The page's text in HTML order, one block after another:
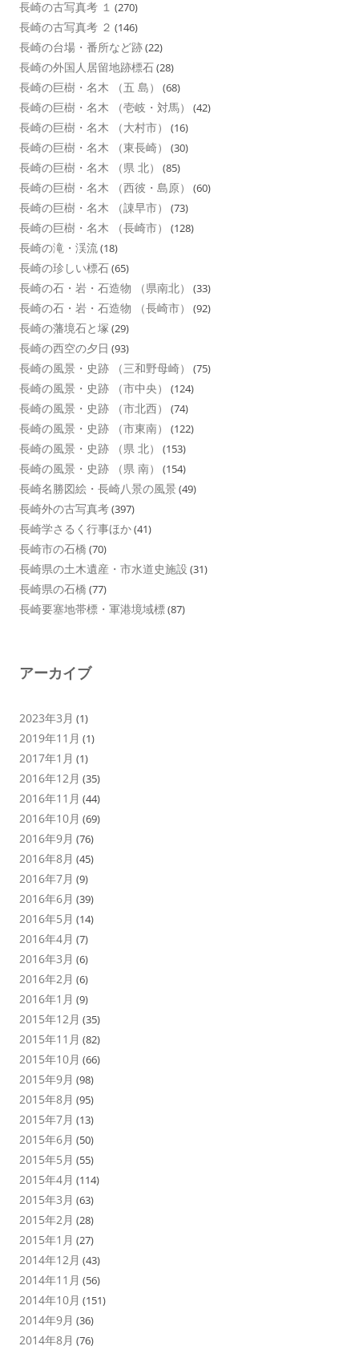
長崎の古写真考 １ (270)
長崎の古写真考 ２ (146)
長崎の台場・番所など跡(22)
長崎の外国人居留地跡標石(28)
長崎の巨樹・名木 （五 島） (68)
長崎の巨樹・名木 （壱岐・対馬） (42)
長崎の巨樹・名木 （大村市） (16)
長崎の巨樹・名木 （東長崎） (30)
長崎の巨樹・名木 （県 北） (85)
長崎の巨樹・名木 （西彼・島原） (60)
長崎の巨樹・名木 （諌早市） (73)
長崎の巨樹・名木 （長崎市） (128)
長崎の滝・渓流(18)
長崎の珍しい標石(65)
長崎の石・岩・石造物 （県南北） (33)
長崎の石・岩・石造物 （長崎市） (92)
長崎の藩境石と塚 (29)
長崎の西空の夕日 (93)
長崎の風景・史跡 （三和野母崎） (75)
長崎の風景・史跡 （市中央） (124)
長崎の風景・史跡 （市北西） (74)
長崎の風景・史跡 （市東南） (122)
長崎の風景・史跡 （県 北） (153)
長崎の風景・史跡 （県 南） (154)
長崎名勝図絵・長崎八景の風景 (49)
長崎外の古写真考(397)
長崎学さるく行事ほか(41)
長崎市の石橋 (70)
長崎県の土木遺産・市水道史施設 (31)
長崎県の石橋 (77)
長崎要塞地帯標・軍港境域標(87)
アーカイブ
2023年3月 (1)
2019年11月 (1)
2017年1月 (1)
2016年12月 (35)
2016年11月 (44)
2016年10月 (69)
2016年9月 (76)
2016年8月 (45)
2016年7月 (9)
2016年6月 (39)
2016年5月 (14)
2016年4月 (7)
2016年3月 (6)
2016年2月 (6)
2016年1月 (9)
2015年12月 (35)
2015年11月 (82)
2015年10月 (66)
2015年9月 (98)
2015年8月 (95)
2015年7月 (13)
2015年6月 (50)
2015年5月 (55)
2015年4月 (114)
2015年3月 (63)
2015年2月 (28)
2015年1月 (27)
2014年12月 (43)
2014年11月 (56)
2014年10月 (151)
2014年9月 (36)
2014年8月 (76)